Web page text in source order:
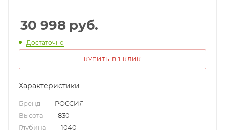
30 998 руб.
Достаточно
КУПИТЬ В 1 КЛИК
Характеристики
Бренд — РОССИЯ
Высота — 830
Глубина — 1040